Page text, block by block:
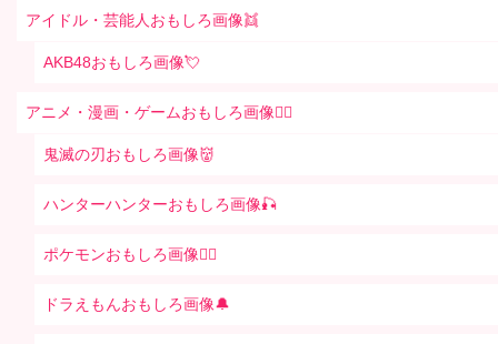
アイドル・芸能人おもしろ画像👯
AKB48おもしろ画像💘
アニメ・漫画・ゲームおもしろ画像🧚‍♀️
鬼滅の刃おもしろ画像👹
ハンターハンターおもしろ画像🎣
ポケモンおもしろ画像🤹‍♂️
ドラえもんおもしろ画像🔔